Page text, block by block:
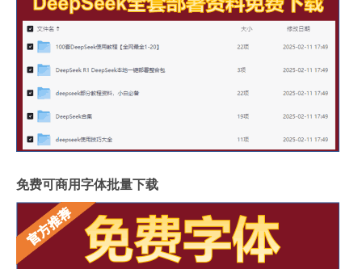
免费可商用字体批量下载